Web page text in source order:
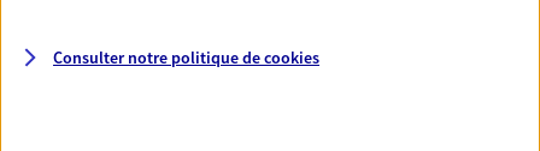
DEMANDER UN DEVIS
Consulter notre politique decookies